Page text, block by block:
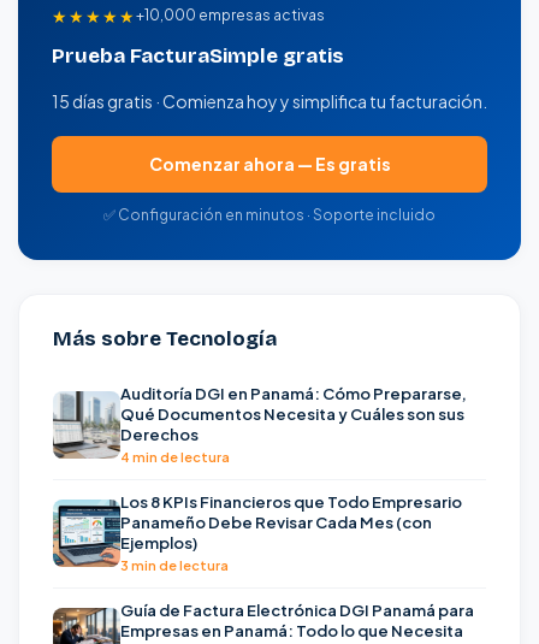
★★★★★+10,000 empresas activas
Prueba FacturaSimple gratis
15 días gratis · Comienza hoy y simplifica tu facturación.
Comenzar ahora — Es gratis
✅ Configuración en minutos · Soporte incluido
Más sobre Tecnología
Auditoría DGI en Panamá: Cómo Prepararse,
Qué Documentos Necesita y Cuáles son sus
Derechos
4 min de lectura
Los 8 KPIs Financieros que Todo Empresario
Panameño Debe Revisar Cada Mes (con
Ejemplos)
3 min de lectura
Guía de Factura Electrónica DGI Panamá para
Empresas en Panamá: Todo lo que Necesita